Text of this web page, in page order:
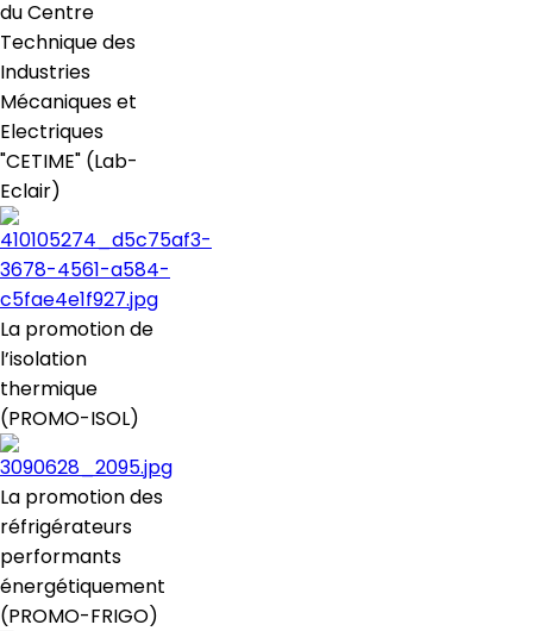
du Centre
Technique des
Industries
Mécaniques et
Electriques
"CETIME" (Lab-
Eclair)
La promotion de
l’isolation
thermique
(PROMO-ISOL)
La promotion des
réfrigérateurs
performants
énergétiquement
(PROMO-FRIGO)